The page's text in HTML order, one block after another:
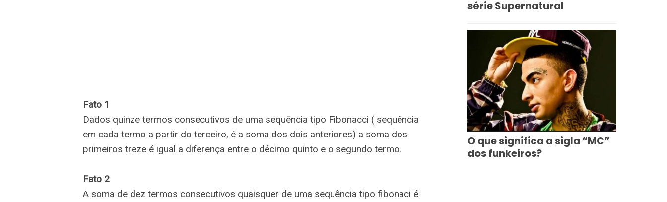
Fato 1
Dados quinze termos consecutivos de uma sequência tipo Fibonacci ( sequência
em cada termo a partir do terceiro, é a soma dos dois anteriores) a soma dos
primeiros treze é igual a diferença entre o décimo quinto e o segundo termo.
Fato 2
A soma de dez termos consecutivos quaisquer de uma sequência tipo fibonaci é
série Supernatural
O que significa a sigla “MC”
dos funkeiros?